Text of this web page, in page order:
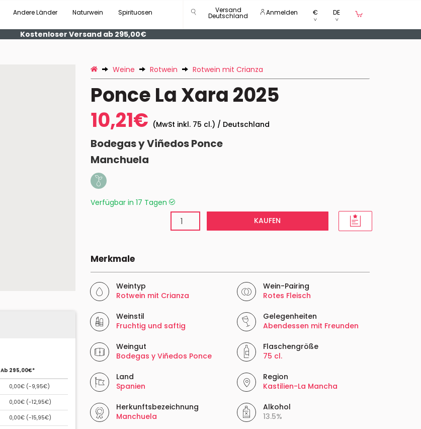
Andere Länder Naturwein Spirituosen Versand
Deutschland Anmelden € DE
Kostenloser Versand ab 295,00€
Ab 295,00€*
0,00€ (-9,95€)
0,00€ (-12,95€)
0,00€ (-15,95€)
Weine Rotwein Rotwein mit Crianza
Ponce La Xara 2025
10,21€ (MwSt inkl. 75 cl.) / Deutschland
Bodegas y Viñedos Ponce
Manchuela
Verfügbar in 17 Tagen
KAUFEN
Merkmale
Weintyp
Rotwein mit Crianza
Wein-Pairing
Rotes Fleisch
Weinstil
Fruchtig und saftig
Gelegenheiten
Abendessen mit Freunden
Weingut
Bodegas y Viñedos Ponce
Flaschengröße
75 cl.
Land
Spanien
Region
Kastilien-La Mancha
Herkunftsbezeichnung
Manchuela
Alkohol
13.5%